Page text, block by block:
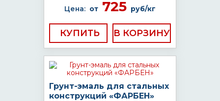
Цена: от 725 руб/кг
КУПИТЬ
Грунт-эмаль для стальных
конструкций «ФАРБЕН»